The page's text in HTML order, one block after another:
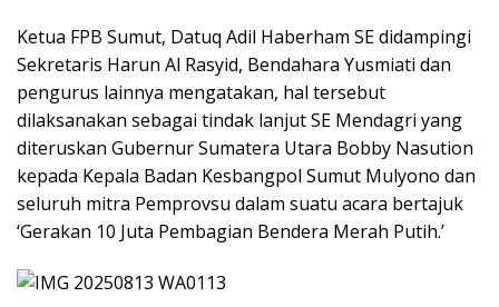
Ketua FPB Sumut, Datuq Adil Haberham SE didampingi
Sekretaris Harun Al Rasyid, Bendahara Yusmiati dan
pengurus lainnya mengatakan, hal tersebut
dilaksanakan sebagai tindak lanjut SE Mendagri yang
diteruskan Gubernur Sumatera Utara Bobby Nasution
kepada Kepala Badan Kesbangpol Sumut Mulyono dan
seluruh mitra Pemprovsu dalam suatu acara bertajuk
‘Gerakan 10 Juta Pembagian Bendera Merah Putih.’